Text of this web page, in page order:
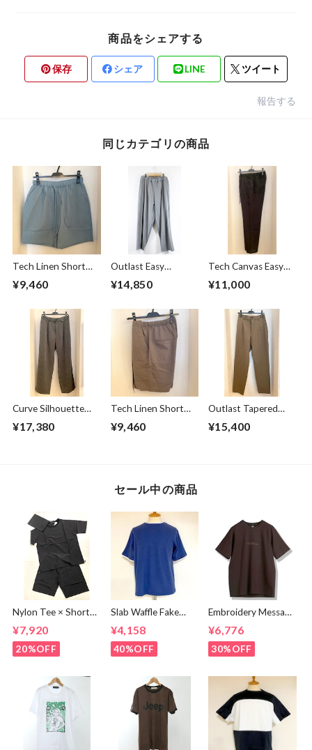
商品をシェアする
保存 シェア LINE ツイート
報告する
同じカテゴリの商品
Tech Linen Short
Pants Mint
¥9,460
Outlast Easy
Pants Gray
¥14,850
Tech Canvas Easy
Pants Black
¥11,000
Curve Silhouette
Slacks Pants Black
Stripe
¥17,380
Tech Linen Short
Pants Gray
¥9,460
Outlast Tapered
Slacks Pants Olive
¥15,400
セール中の商品
Nylon Tee × Shorts
¥7,920
20%OFF
Slab Waffle Fake
Cut & Sewn Navy
¥4,158
40%OFF
Embroidery Message
shirts Brown
¥6,776
30%OFF